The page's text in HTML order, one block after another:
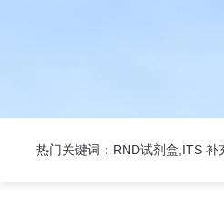
热门关键词：RND试剂盒,ITS